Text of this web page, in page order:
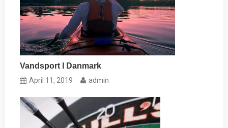
Vandsport I Danmark
April 11, 2019 admin